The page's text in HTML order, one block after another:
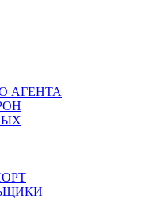
АГЕНТА